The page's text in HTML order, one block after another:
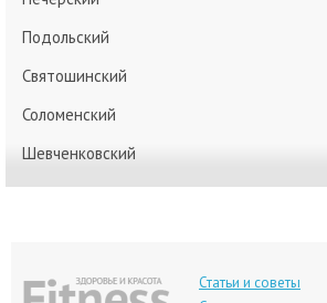
Подольский
Святошинский
Соломенский
Шевченковский
Статьи и советы